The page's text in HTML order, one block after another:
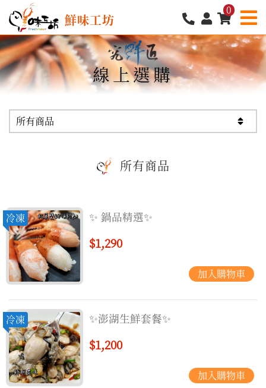
鮮味工坊
0
線上選購
所有商品
所有商品
冷凍 ✨️ 鍋品精選✨️
$1,290
冷凍 ✨️澎湖生鮮套餐✨️
$1,200